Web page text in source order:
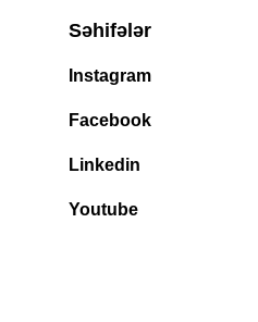
Səhifələr
Instagram
Facebook
Linkedin
Youtube